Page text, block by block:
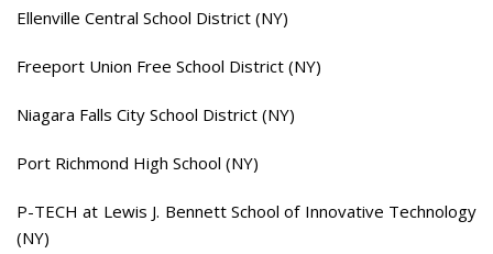
Ellenville Central School District (NY)
Freeport Union Free School District (NY)
Niagara Falls City School District (NY)
Port Richmond High School (NY)
P-TECH at Lewis J. Bennett School of Innovative Technology
(NY)